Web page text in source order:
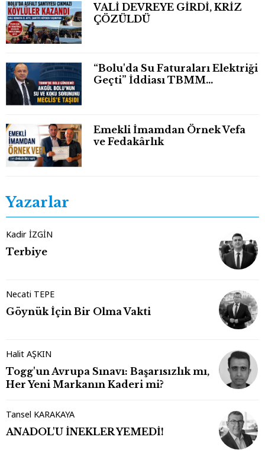
VALİ DEVREYE GİRDİ, KRİZ
ÇÖZÜLDÜ
“Bolu'da Su Faturaları Elektriği
Geçti” İddiası TBMM
Emekli İmamdan Örnek Vefa
ve Fedakârlık
Yazarlar
Kadir İZGİN
Terbiye
Necati TEPE
Göynük İçin Bir Olma Vakti
Halit AŞKIN
Togg'un Avrupa Sınavı: Başarısızlık mı,
Her Yeni Markanın Kaderi mi?
Tansel KARAKAYA
ANADOL'U İNEKLER YEMEDİ!